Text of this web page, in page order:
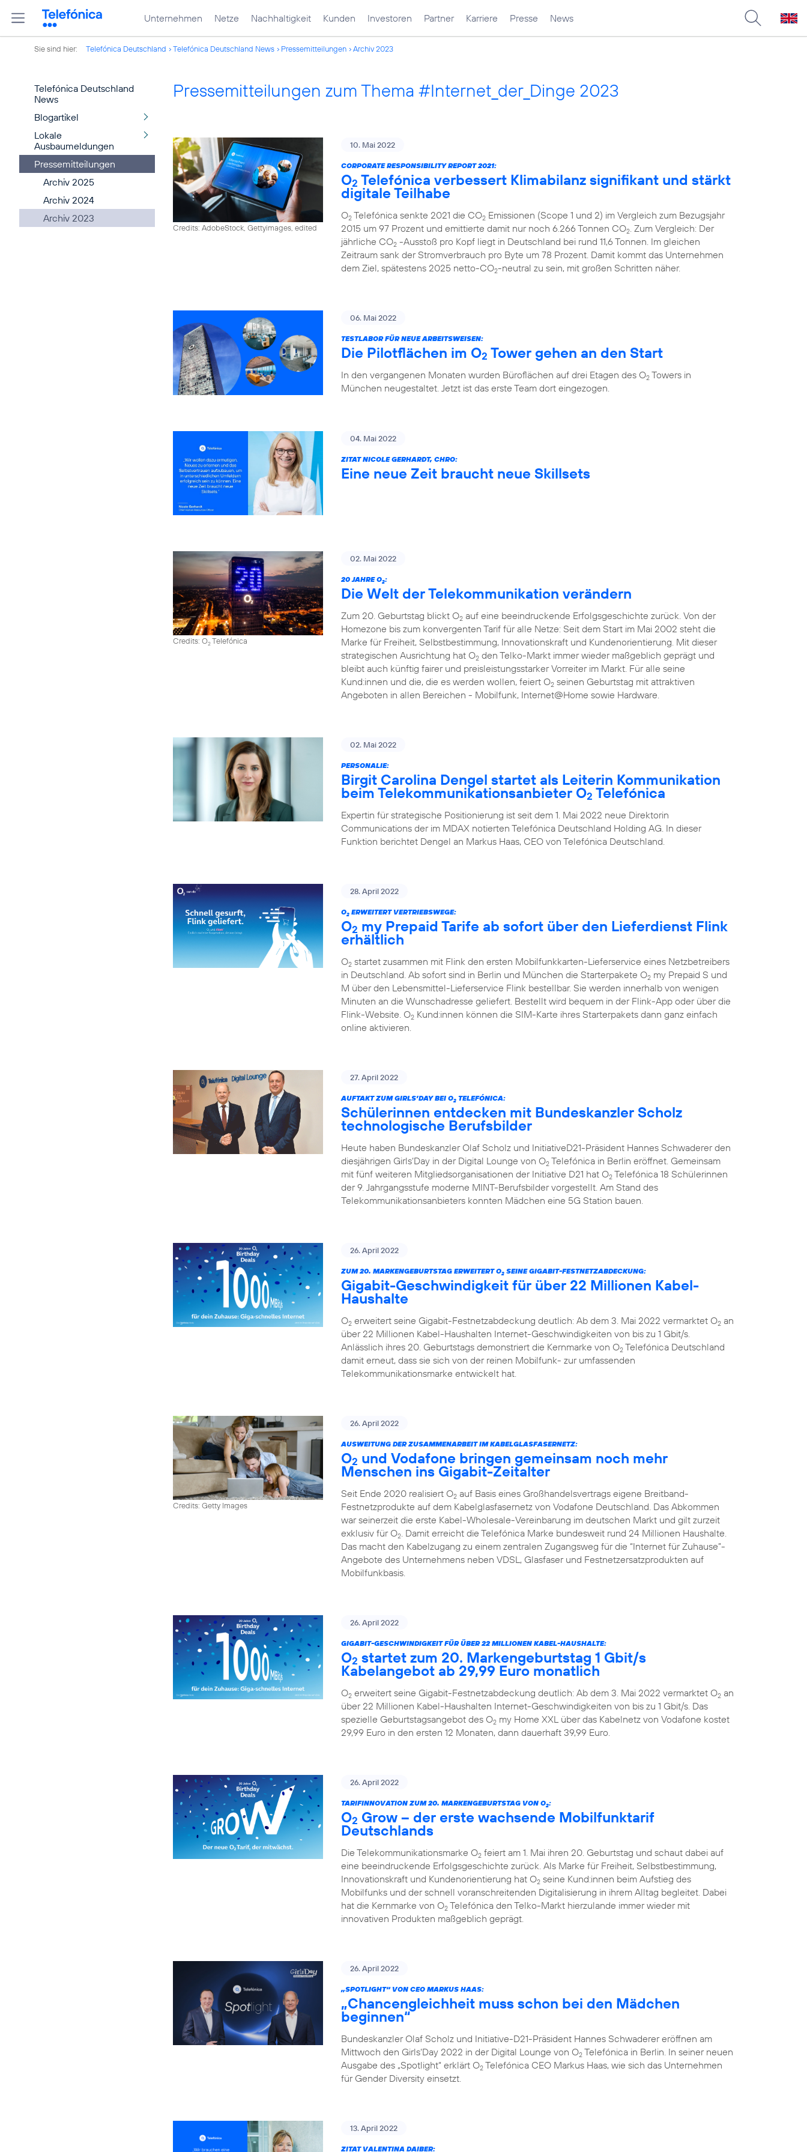
Unternehmen Netze Nachhaltigkeit Kunden Investoren Partner Karriere Presse News
Sie sind hier: Telefónica Deutschland Telefónica Deutschland News Pressemitteilungen Archiv 2023
Telefónica Deutschland
News
Blogartikel
Lokale
Ausbaumeldungen
Pressemitteilungen
Archiv 2025
Archiv 2024
Archiv 2023
Pressemitteilungen zum Thema #Internet_der_Dinge 2023
Credits: AdobeStock, Gettyimages, edited
10. Mai 2022
CORPORATE RESPONSIBILITY REPORT 2021:
O2 Telefónica verbessert Klimabilanz signifikant und stärkt
digitale Teilhabe
O2 Telefónica senkte 2021 die CO2 Emissionen (Scope 1 und 2) im Vergleich zum Bezugsjahr
2015 um 97 Prozent und emittierte damit nur noch 6.266 Tonnen CO2. Zum Vergleich: Der
jährliche CO2 -Ausstoß pro Kopf liegt in Deutschland bei rund 11,6 Tonnen. Im gleichen
Zeitraum sank der Stromverbrauch pro Byte um 78 Prozent. Damit kommt das Unternehmen
dem Ziel, spätestens 2025 netto-CO2-neutral zu sein, mit großen Schritten näher.
06. Mai 2022
TESTLABOR FÜR NEUE ARBEITSWEISEN:
Die Pilotflächen im O2 Tower gehen an den Start
In den vergangenen Monaten wurden Büroflächen auf drei Etagen des O2 Towers in
München neugestaltet. Jetzt ist das erste Team dort eingezogen.
04. Mai 2022
ZITAT NICOLE GERHARDT, CHRO:
Eine neue Zeit braucht neue Skillsets
Credits: O2Telefónica
02. Mai 2022
20 JAHRE O2:
Die Welt der Telekommunikation verändern
Zum 20. Geburtstag blickt O2 auf eine beeindruckende Erfolgsgeschichte zurück. Von der
Homezone bis zum konvergenten Tarif für alle Netze: Seit dem Start im Mai 2002 steht die
Marke für Freiheit, Selbstbestimmung, Innovationskraft und Kundenorientierung. Mit dieser
strategischen Ausrichtung hat O2 den Telko-Markt immer wieder maßgeblich geprägt und
bleibt auch künftig fairer und preisleistungsstarker Vorreiter im Markt. Für alle seine
Kund:innen und die, die es werden wollen, feiert O2 seinen Geburtstag mit attraktiven
Angeboten in allen Bereichen - Mobilfunk, Internet@Home sowie Hardware.
02. Mai 2022
PERSONALIE:
Birgit Carolina Dengel startet als Leiterin Kommunikation
beim Telekommunikationsanbieter O2 Telefónica
Expertin für strategische Positionierung ist seit dem 1. Mai 2022 neue Direktorin
Communications der im MDAX notierten Telefónica Deutschland Holding AG. In dieser
Funktion berichtet Dengel an Markus Haas, CEO von Telefónica Deutschland.
28. April 2022
O2 ERWEITERT VERTRIEBSWEGE:
O2 my Prepaid Tarife ab sofort über den Lieferdienst Flink
erhältlich
O2 startet zusammen mit Flink den ersten Mobilfunkkarten-Lieferservice eines Netzbetreibers
in Deutschland. Ab sofort sind in Berlin und München die Starterpakete O2 my Prepaid S und
M über den Lebensmittel-Lieferservice Flink bestellbar. Sie werden innerhalb von wenigen
Minuten an die Wunschadresse geliefert. Bestellt wird bequem in der Flink-App oder über die
Flink-Website. O2 Kund:innen können die SIM-Karte ihres Starterpakets dann ganz einfach
online aktivieren.
27. April 2022
AUFTAKT ZUM GIRLS’DAY BEI O2 TELEFÓNICA:
Schülerinnen entdecken mit Bundeskanzler Scholz
technologische Berufsbilder
Heute haben Bundeskanzler Olaf Scholz und InitiativeD21-Präsident Hannes Schwaderer den
diesjährigen Girls‘Day in der Digital Lounge von O2 Telefónica in Berlin eröffnet. Gemeinsam
mit fünf weiteren Mitgliedsorganisationen der Initiative D21 hat O2 Telefónica 18 Schülerinnen
der 9. Jahrgangsstufe moderne MINT-Berufsbilder vorgestellt. Am Stand des
Telekommunikationsanbieters konnten Mädchen eine 5G Station bauen.
26. April 2022
ZUM 20. MARKENGEBURTSTAG ERWEITERT O2 SEINE GIGABIT-FESTNETZABDECKUNG:
Gigabit-Geschwindigkeit für über 22 Millionen Kabel-
Haushalte
O2 erweitert seine Gigabit-Festnetzabdeckung deutlich: Ab dem 3. Mai 2022 vermarktet O2 an
über 22 Millionen Kabel-Haushalten Internet-Geschwindigkeiten von bis zu 1 Gbit/s.
Anlässlich ihres 20. Geburtstags demonstriert die Kernmarke von O2 Telefónica Deutschland
damit erneut, dass sie sich von der reinen Mobilfunk- zur umfassenden
Telekommunikationsmarke entwickelt hat.
Credits: Getty Images
26. April 2022
AUSWEITUNG DER ZUSAMMENARBEIT IM KABELGLASFASERNETZ:
O2 und Vodafone bringen gemeinsam noch mehr
Menschen ins Gigabit-Zeitalter
Seit Ende 2020 realisiert O2 auf Basis eines Großhandelsvertrags eigene Breitband-
Festnetzprodukte auf dem Kabelglasfasernetz von Vodafone Deutschland. Das Abkommen
war seinerzeit die erste Kabel-Wholesale-Vereinbarung im deutschen Markt und gilt zurzeit
exklusiv für O2 . Damit erreicht die Telefónica Marke bundesweit rund 24 Millionen Haushalte.
Das macht den Kabelzugang zu einem zentralen Zugangsweg für die “Internet für Zuhause”-
Angebote des Unternehmens neben VDSL, Glasfaser und Festnetzersatzprodukten auf
Mobilfunkbasis.
26. April 2022
GIGABIT-GESCHWINDIGKEIT FÜR ÜBER 22 MILLIONEN KABEL-HAUSHALTE:
O2 startet zum 20. Markengeburtstag 1 Gbit/s
Kabelangebot ab 29,99 Euro monatlich
O2 erweitert seine Gigabit-Festnetzabdeckung deutlich: Ab dem 3. Mai 2022 vermarktet O2 an
über 22 Millionen Kabel-Haushalten Internet-Geschwindigkeiten von bis zu 1 Gbit/s. Das
spezielle Geburtstagsangebot des O2 my Home XXL über das Kabelnetz von Vodafone kostet
29,99 Euro in den ersten 12 Monaten, dann dauerhaft 39,99 Euro.
26. April 2022
TARIFINNOVATION ZUM 20. MARKENGEBURTSTAG VON O2:
O2 Grow – der erste wachsende Mobilfunktarif
Deutschlands
Die Telekommunikationsmarke O2 feiert am 1. Mai ihren 20. Geburtstag und schaut dabei auf
eine beeindruckende Erfolgsgeschichte zurück. Als Marke für Freiheit, Selbstbestimmung,
Innovationskraft und Kundenorientierung hat O2 seine Kund:innen beim Aufstieg des
Mobilfunks und der schnell voranschreitenden Digitalisierung in ihrem Alltag begleitet. Dabei
hat die Kernmarke von O2 Telefónica den Telko-Markt hierzulande immer wieder mit
innovativen Produkten maßgeblich geprägt.
26. April 2022
„SPOTLIGHT“ VON CEO MARKUS HAAS:
„Chancengleichheit muss schon bei den Mädchen
beginnen“
Bundeskanzler Olaf Scholz und Initiative-D21-Präsident Hannes Schwaderer eröffnen am
Mittwoch den Girls‘Day 2022 in der Digital Lounge von O2 Telefónica in Berlin. In seiner neuen
Ausgabe des „Spotlight“ erklärt O2 Telefónica CEO Markus Haas, wie sich das Unternehmen
für Gender Diversity einsetzt.
13. April 2022
ZITAT VALENTINA DAIBER: